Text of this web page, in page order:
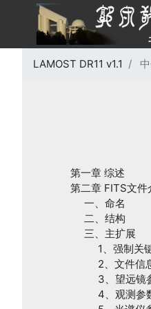
LAMOST DR11 v1.1
第一章 综述
第二章 FITS文件
一、命名
二、结构
三、主扩展
1、强制关
2、文件信
3、望远镜
4、观测参